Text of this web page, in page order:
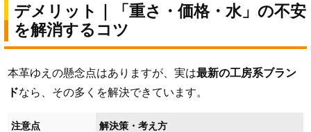
デメリット｜「重さ・価格・水」の不安
を解消するコツ
本革ゆえの懸念点はありますが、実は最新の工房系ブラン
ドなら、その多くを解決できています。
注意点 解決策・考え方